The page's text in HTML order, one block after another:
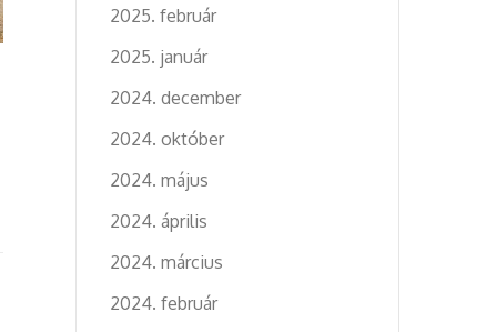
2025. február
2025. január
2024. december
2024. október
2024. május
2024. április
2024. március
2024. február